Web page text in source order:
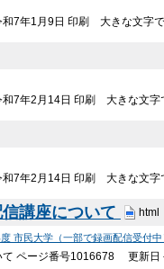
7年1月9日 印刷 大きな文字
7年2月14日 印刷 大きな文字
7年2月14日 印刷 大きな文字
講座について html
市民大学（一部で録画配信受付中
て ページ番号1016678 更新